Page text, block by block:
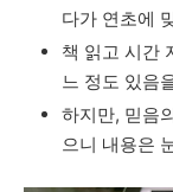
다가 연초에
책 읽고 시간
느 정도 있음
하지만, 믿음
으니 내용은